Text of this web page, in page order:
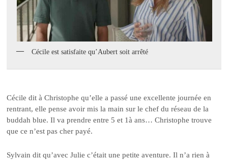
Cécile est satisfaite qu’Aubert soit arrêté
Cécile dit à Christophe qu’elle a passé une excellente journée en
rentrant, elle pense avoir mis la main sur le chef du réseau de la
buddah blue. Il va prendre entre 5 et 1à ans… Christophe trouve
que ce n’est pas cher payé.
Sylvain dit qu’avec Julie c’était une petite aventure. Il n’a rien à